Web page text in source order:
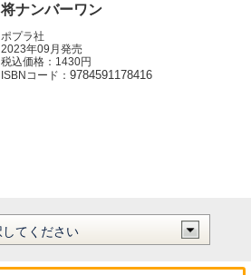
将ナンバーワン
ポプラ社
2023年09月発売
税込価格：1430円
ISBNコード：9784591178416